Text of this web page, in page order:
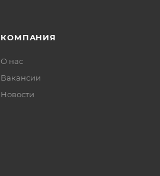
КОМПАНИЯ
О нас
Вакансии
Новости